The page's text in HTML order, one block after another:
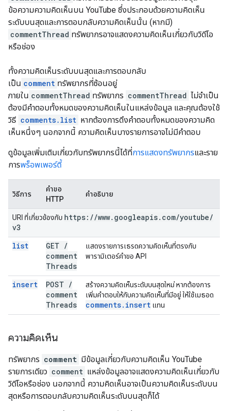
ข้อความความคิดเห็นบน YouTube ซึ่งประกอบด้วยความคิดเห็น
ระดับบนสุดและการตอบกลับความคิดเห็นนั้น (หากมี)
commentThread ทรัพยากรอาจแสดงความคิดเห็นเกี่ยวกับวิดีโอ
หรือช่อง
ทั้งความคิดเห็นระดับบนสุดและการตอบกลับ
เป็น comment ทรัพยากรที่ซ้อนอยู่
ภายใน commentThread ทรัพยากร commentThread ไม่จำเป็น
ต้องมีคำตอบทั้งหมดของความคิดเห็นในแหล่งข้อมูล และคุณต้องใช้
วิธี comments.list หากต้องการดึงคำตอบทั้งหมดของความคิด
เห็นหนึ่งๆ นอกจากนี้ ความคิดเห็นบางรายการอาจไม่มีคำตอบ
ดูข้อมูลเพิ่มเติมเกี่ยวกับทรัพยากรนี้ได้ที่การแสดงทรัพยากรและราย
การพร็อพเพอร์ตี้
วิธีการ
คำขอ
HTTP
คำอธิบาย
URI ที่เกี่ยวข้องกับ https: //www. googleapis. com/youtube/
v3
list
GET /
comment
Threads
แสดงรายการเธรดความคิดเห็นที่ตรงกับ
พารามิเตอร์คำขอ API
insert POST /
comment
Threads
สร้างความคิดเห็นระดับบนสุดใหม่ หากต้องการ
เพิ่มคำตอบให้กับความคิดเห็นที่มีอยู่ ให้ใช้เมธอด
comments. insert แทน
ความคิดเห็น
ทรัพยากร comment มีข้อมูลเกี่ยวกับความคิดเห็น YouTube
รายการเดียว comment แหล่งข้อมูลอาจแสดงความคิดเห็นเกี่ยวกับ
วิดีโอหรือช่อง นอกจากนี้ ความคิดเห็นอาจเป็นความคิดเห็นระดับบน
สุดหรือการตอบกลับความคิดเห็นระดับบนสุดก็ได้